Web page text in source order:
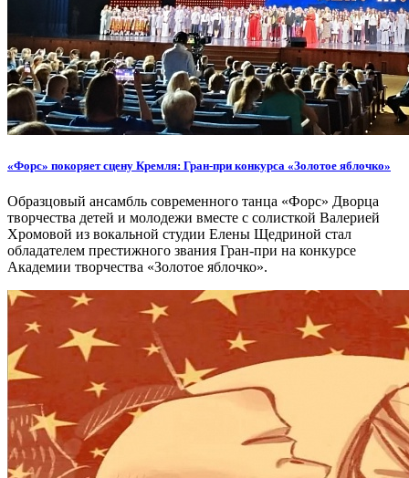
«Форс» покоряет сцену Кремля: Гран-при конкурса «Золотое яблочко»
Образцовый ансамбль современного танца «Форс» Дворца
творчества детей и молодежи вместе с солисткой Валерией
Хромовой из вокальной студии Елены Щедриной стал
обладателем престижного звания Гран-при на конкурсе
Академии творчества «Золотое яблочко».